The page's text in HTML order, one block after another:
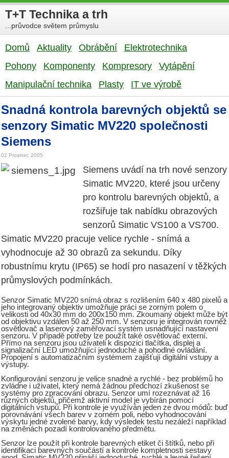
T+T Technika a trh
...průvodce světem průmyslu
Domů Aktuality Obrábění
Elektrotechnika
Pohony
Komponenty Kompresory
Vytápění
Manipulační technika
Plasty IT ve výrobě
Snadná kontrola barevných objektů se
senzory Simatic MV220 společnosti
Siemens
02 Prosinec 2005
Siemens uvádí na trh nové senzory
Simatic MV220, které jsou určeny
pro kontrolu barevných objektů, a
rozšiřuje tak nabídku obrazových
senzorů Simatic VS100 a VS700.
Simatic MV220 pracuje velice rychle - snímá a
vyhodnocuje až 30 obrazů za sekundu. Díky
robustnímu krytu (IP65) se hodí pro nasazení v těžkých
průmyslových podmínkách.
Senzor Simatic MV220 snímá obraz s rozlišením 640 x 480 pixelů a
jeho integrovaný objektiv umožňuje práci se zorným polem o
velikosti od 40x30 mm do 200x150 mm. Zkoumaný objekt může být
od objektivu vzdálen 50 až 250 mm. V senzoru je integrován rovněž
osvětlovač a laserový zaměřovací systém usnadňující nastavení
senzoru. V případě potřeby lze použít také osvětlovač externí.
Přímo na senzoru jsou uživateli k dispozici tlačítka, displej a
signalizační LED umožňující jednoduché a pohodlné ovládání.
Propojení s automatizačním systémem zajišťují digitální vstupy a
výstupy.
Konfigurování senzoru je velice snadné a rychlé - bez problémů ho
zvládne i uživatel, který nemá žádnou předchozí zkušenost se
systémy pro zpracování obrazu. Senzor umí rozeznávat až 16
různých objektů, přičemž aktivní model je vybírán pomocí
digitálních vstupů. Při kontrole je využíván jeden ze dvou módů: buď
porovnávání všech barev v zorném poli, nebo vyhodnocování
výskytu jedné zvolené barvy, kdy výsledek testu nezáleží například
na změnách pozadí kontrolovaného předmětu.
Senzor lze použít při kontrole barevných etiket či štítků, nebo při
identifikaci barevných součástí a kontrole kompletnosti sestavy